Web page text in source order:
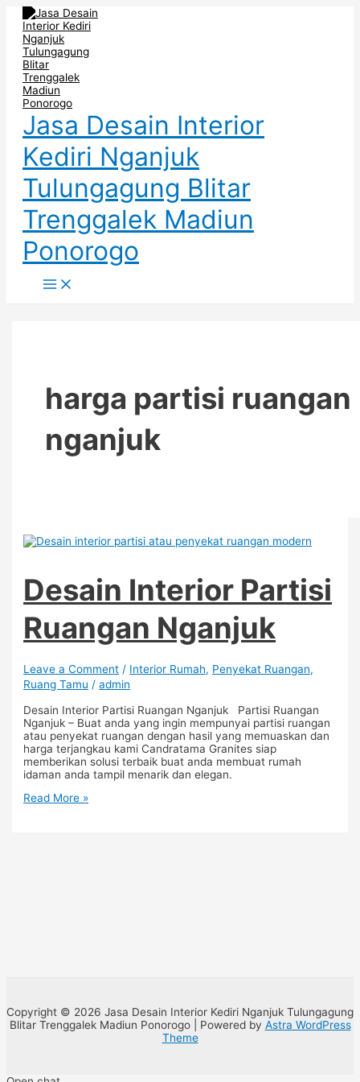
Skip
content
Jasa Desain Interior
Kediri Nganjuk
Tulungagung Blitar
Trenggalek Madiun
Ponorogo
Menu
harga partisi ruangan
nganjuk
Desain Interior Partisi
Ruangan Nganjuk
Leave a Comment / Interior Rumah, Penyekat Ruangan,
Ruang Tamu /admin
Desain Interior Partisi Ruangan Nganjuk Partisi Ruangan
Nganjuk – Buat anda yang ingin mempunyai partisi ruangan
atau penyekat ruangan dengan hasil yang memuaskan dan
harga terjangkau kami Candratama Granites siap
memberikan solusi terbaik buat anda membuat rumah
idaman anda tampil menarik dan elegan.
Desain
Interior
Partisi
Ruangan
Nganjuk
Read More »
Copyright © 2026 Jasa Desain Interior Kediri Nganjuk Tulungagung
Blitar Trenggalek Madiun Ponorogo | Powered by Astra WordPress
Theme